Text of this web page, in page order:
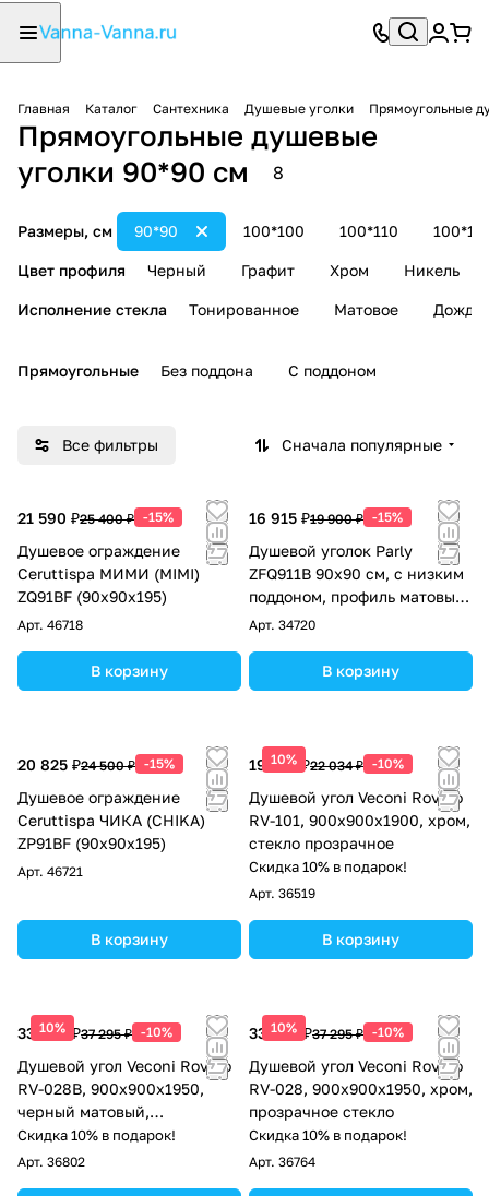
Главная Каталог Сантехника Душевые уголки Прямоугольные
Прямоугольные душевые
уголки 90*90 см
8
Размеры, см 100*100 100*110
90*90
Цвет профиля Черный Графит Хром Никель
Исполнение стекла Тонированное Матовое Дождь
Прямоугольные Без поддона С поддоном
Все фильтры Сначала популярные
21 590 ₽25 400 ₽ -15%
Душевое ограждение
Ceruttispa МИМИ (MIMI)
ZQ91BF (90x90x195)
Арт. 46718
В корзину
16 915 ₽19 900 ₽ -15%
Душевой уголок Parly
ZFQ911B 90х90 см, с низким
поддоном, профиль матовый
черный, стекло прозрачное
Арт. 34720
В корзину
20 825 ₽24 500 ₽ -15%
Душевое ограждение
Ceruttispa ЧИКА (CHIKA)
ZP91BF (90x90x195)
Арт. 46721
В корзину
10%
19 831 ₽22 034 ₽ -10%
Душевой угол Veconi Rovigo
RV-101, 900x900x1900, хром,
стекло прозрачное
Скидка 10% в подарок!
Арт. 36519
В корзину
10%
33 566 ₽37 295 ₽ -10%
Душевой угол Veconi Rovigo
RV-028B, 900х900х1950,
черный матовый,
прозрачное стекло
Скидка 10% в подарок!
Арт. 36802
10%
33 566 ₽37 295 ₽ -10%
Душевой угол Veconi Rovigo
RV-028, 900х900х1950, хром,
прозрачное стекло
Скидка 10% в подарок!
Арт. 36764